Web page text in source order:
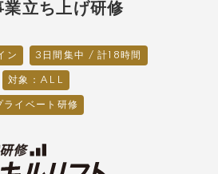
業立ち上げ研修
ン 3日間集中 / 計18時間
対象：ALL
ライベート研修